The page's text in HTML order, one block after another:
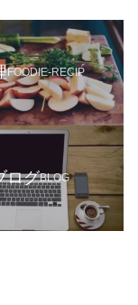
FOODIE-RECIP
ログBLOG